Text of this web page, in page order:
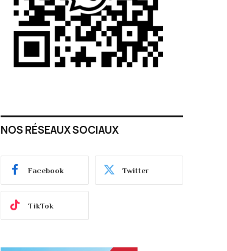
NOS RÉSEAUX SOCIAUX
Facebook Twitter
TikTok